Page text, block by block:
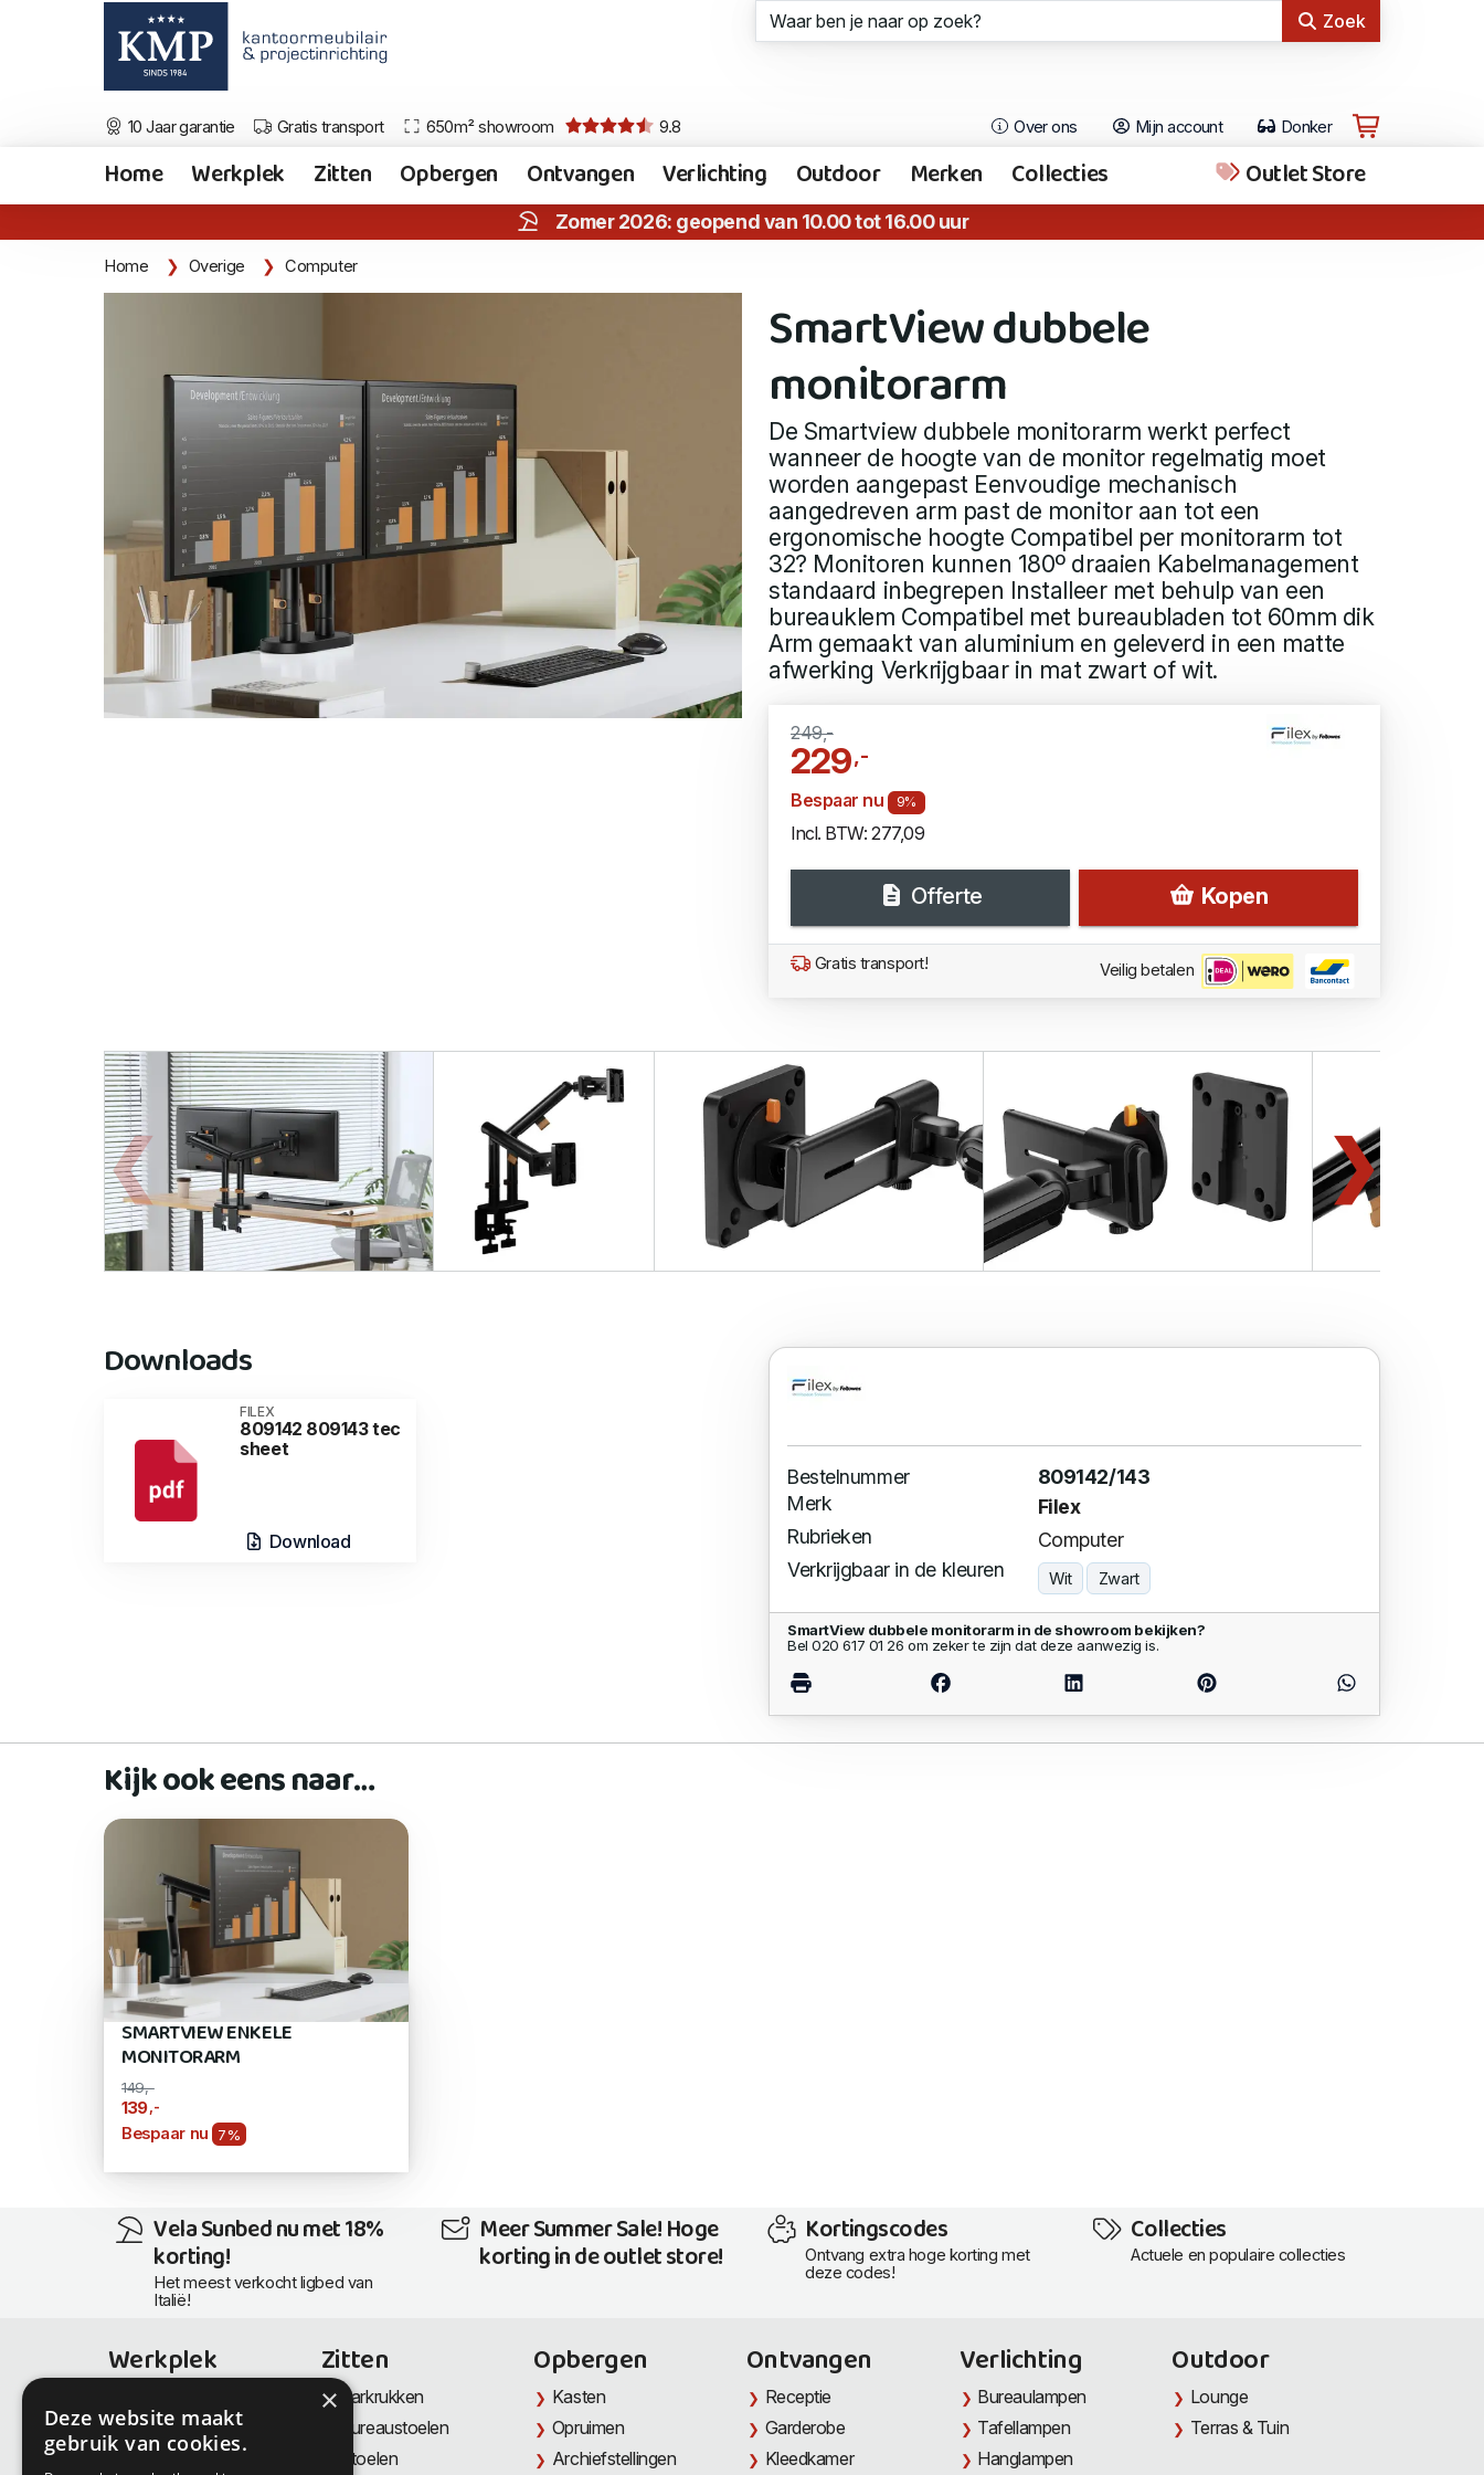
Zoek
10 Jaar garantie Gratis transport 650m² showroom 9.8 Over ons Mijn account Donker
Home Werkplek Zitten Opbergen Ontvangen Verlichting Outdoor Merken Collecties Outlet Store
Zomer 2026: geopend van 10.00 tot 16.00 uur
Home Overige Computer
SmartView dubbele
monitorarm
De Smartview dubbele monitorarm werkt perfect
wanneer de hoogte van de monitor regelmatig moet
worden aangepast Eenvoudige mechanisch
aangedreven arm past de monitor aan tot een
ergonomische hoogte Compatibel per monitorarm tot
32? Monitoren kunnen 180º draaien Kabelmanagement
standaard inbegrepen Installeer met behulp van een
bureauklem Compatibel met bureaubladen tot 60mm dik
Arm gemaakt van aluminium en geleverd in een matte
afwerking Verkrijgbaar in mat zwart of wit.
249,-
229,-
Bespaar nu 9%
Incl. BTW: 277,09
Offerte Kopen
Gratis transport! Veilig betalen
Downloads
FILEX
809142 809143 tec
sheet
Download
Bestelnummer
809142/143
Merk
Filex
Rubrieken
Computer
Verkrijgbaar in de kleuren
Wit Zwart
SmartView dubbele monitorarm in de showroom bekijken?
Bel 020 617 01 26 om zeker te zijn dat deze aanwezig is.
Kijk ook eens naar…
SMARTVIEW ENKELE
MONITORARM
149,-
139 ,-
Bespaar nu 7%
Vela Sunbed nu met 18%
korting!
Het meest verkocht ligbed van
Italië!
Meer Summer Sale! Hoge
korting in de outlet store!
Kortingscodes
Ontvang extra hoge korting met
deze codes!
Collecties
Actuele en populaire collecties
Werkplek
Thuiswerkplek
Zit-Sta bureaus
Zitten
Barkrukken
Bureaustoelen
Stoelen
Opbergen
Kasten
Opruimen
Archiefstellingen
Ontvangen
Receptie
Garderobe
Kleedkamer
Verlichting
Bureaulampen
Tafellampen
Hanglampen
Outdoor
Lounge
Terras & Tuin
×
Deze website maakt
gebruik van cookies.